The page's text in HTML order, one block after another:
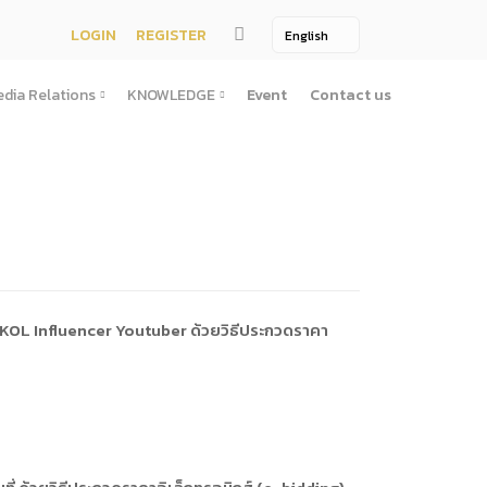
LOGIN REGISTER
ารณะ
Relations
Photo
KNOWLEDGE Event Contact us
Influencer Youtuber ด้วยวิธีประกวดราคา